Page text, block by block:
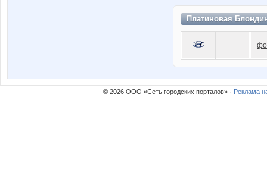
Платиновая
© 2026 ООО «Сеть городских порталов» · Реклама